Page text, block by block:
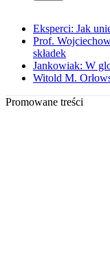
Eksperci: Jak
Prof.
składek
Jankowiak: W
Witold M.
Promowane treści